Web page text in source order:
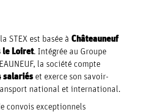
STEX est basée à Châteauneuf
le Loiret. Intégrée au Groupe
la société compte
salariés et exerce son savoir-
national et international.
convois exceptionnels